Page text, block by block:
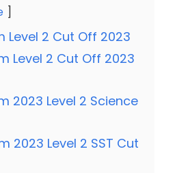
Level 2 Cut Off 2023
Level 2 Cut Off 2023
2023 Level 2 Science
2023 Level 2 SST Cut